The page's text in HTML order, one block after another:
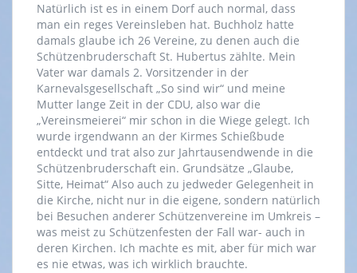
Natürlich ist es in einem Dorf auch normal, dass
man ein reges Vereinsleben hat. Buchholz hatte
damals glaube ich 26 Vereine, zu denen auch die
Schützenbruderschaft St. Hubertus zählte. Mein
Vater war damals 2. Vorsitzender in der
Karnevalsgesellschaft „So sind wir“ und meine
Mutter lange Zeit in der CDU, also war die
„Vereinsmeierei“ mir schon in die Wiege gelegt. Ich
wurde irgendwann an der Kirmes Schießbude
entdeckt und trat also zur Jahrtausendwende in die
Schützenbruderschaft ein. Grundsätze „Glaube,
Sitte, Heimat“ Also auch zu jedweder Gelegenheit in
die Kirche, nicht nur in die eigene, sondern natürlich
bei Besuchen anderer Schützenvereine im Umkreis –
was meist zu Schützenfesten der Fall war- auch in
deren Kirchen. Ich machte es mit, aber für mich war
es nie etwas, was ich wirklich brauchte.